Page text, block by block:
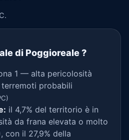
di Poggioreale?
1 — alta pericolosità
probabili
il 4,7% del territorio è in
da frana elevata o molto
con il 27,9% della